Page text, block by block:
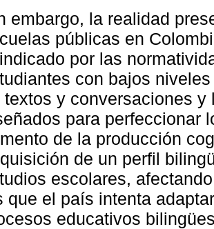
embargo, la realidad
públicas en
por las
con bajos
textos y conversaciones
para perfeccionar
de la producción
de un perfil
escolares,
que el país intenta
educativos